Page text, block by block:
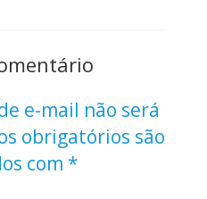
e-mail não será
obrigatórios são
com *